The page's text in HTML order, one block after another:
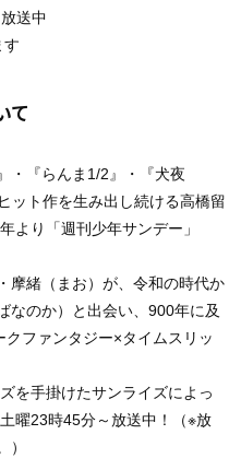
送中
す
て
・『らんま1/2』・『犬夜
ット作を生み出し続ける高橋留
より「週刊少年サンデー」
摩緒（まお）が、令和の時代か
なのか）と出会い、900年に及
クファンタジー×タイムスリッ
を手掛けたサンライズによっ
曜23時45分～放送中！（※放
）